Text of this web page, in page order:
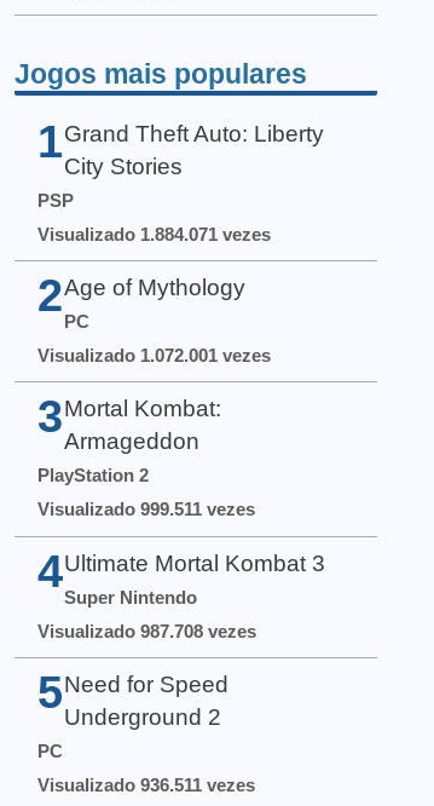
Jogos mais populares
1 Grand Theft Auto: Liberty
City Stories
PSP
Visualizado 1.884.071 vezes
2Age of Mythology
PC
Visualizado 1.072.001 vezes
3 Mortal Kombat:
Armageddon
PlayStation 2
Visualizado 999.511 vezes
4 Ultimate Mortal Kombat 3
Super Nintendo
Visualizado 987.708 vezes
5 Need for Speed
Underground 2
PC
Visualizado 936.511 vezes